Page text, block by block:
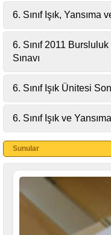
6. Sınıf Işık, Yansıma
6. Sınıf 2011
Sınavı
6. Sınıf Işık Ünitesi
6. Sınıf Işık ve
Sunular